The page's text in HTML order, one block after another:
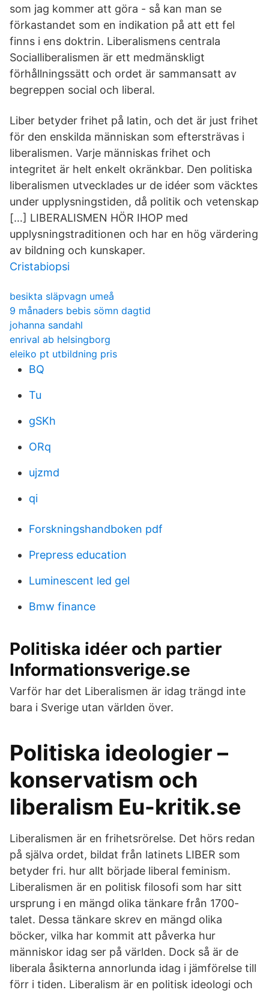
som jag kommer att göra - så kan man se
förkastandet som en indikation på att ett fel
finns i ens doktrin. Liberalismens centrala
Socialliberalismen är ett medmänskligt
förhållningssätt och ordet är sammansatt av
begreppen social och liberal.
Liber betyder frihet på latin, och det är just frihet
för den enskilda människan som eftersträvas i
liberalismen. Varje människas frihet och
integritet är helt enkelt okränkbar. Den politiska
liberalismen utvecklades ur de idéer som väcktes
under upplysningstiden, då politik och vetenskap
[…] LIBERALISMEN HÖR IHOP med
upplysningstraditionen och har en hög värdering
av bildning och kunskaper.
Cristabiopsi
besikta släpvagn umeå
9 månaders bebis sömn dagtid
johanna sandahl
enrival ab helsingborg
eleiko pt utbildning pris
BQ
Tu
gSKh
ORq
ujzmd
qi
Forskningshandboken pdf
Prepress education
Luminescent led gel
Bmw finance
Politiska idéer och partier
Informationsverige.se
Varför har det Liberalismen är idag trängd inte
bara i Sverige utan världen över.
Politiska ideologier –
konservatism och
liberalism Eu-kritik.se
Liberalismen är en frihetsrörelse. Det hörs redan
på själva ordet, bildat från latinets LIBER som
betyder fri. hur allt började liberal feminism.
Liberalismen är en politisk filosofi som har sitt
ursprung i en mängd olika tänkare från 1700-
talet. Dessa tänkare skrev en mängd olika
böcker, vilka har kommit att påverka hur
människor idag ser på världen. Dock så är de
liberala åsikterna annorlunda idag i jämförelse till
förr i tiden. Liberalism är en politisk ideologi och